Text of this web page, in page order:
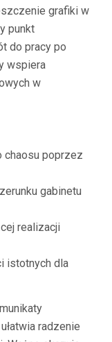
grafiki w
punkt
do pracy po
wspiera
w
chaosu poprzez
gabinetu
realizacji
istotnych dla
radzenie